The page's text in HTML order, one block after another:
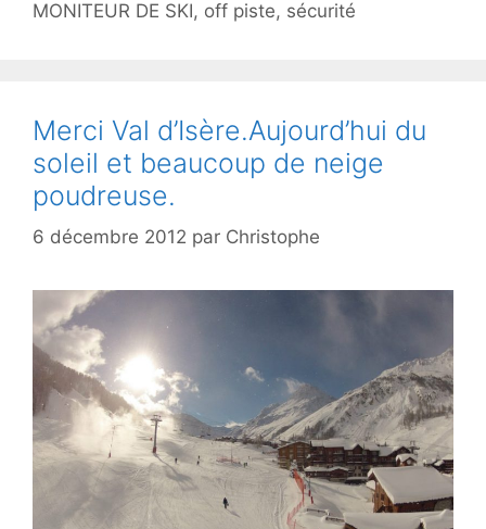
MONITEUR DE SKI, off piste, sécurité
Merci Val d’Isère.Aujourd’hui du
soleil et beaucoup de neige
poudreuse.
6 décembre 2012 par Christophe